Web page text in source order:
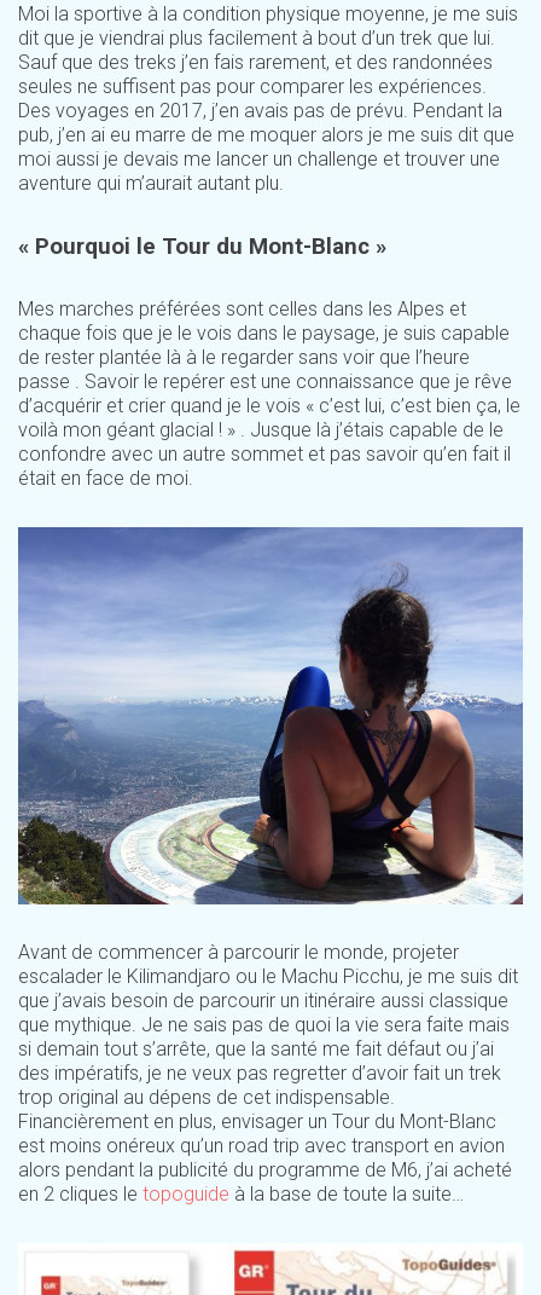
Moi la sportive à la condition physique moyenne, je me suis
dit que je viendrai plus facilement à bout d’un trek que lui.
Sauf que des treks j’en fais rarement, et des randonnées
seules ne suffisent pas pour comparer les expériences.
Des voyages en 2017, j’en avais pas de prévu. Pendant la
pub, j’en ai eu marre de me moquer alors je me suis dit que
moi aussi je devais me lancer un challenge et trouver une
aventure qui m’aurait autant plu.
« Pourquoi le Tour du Mont-Blanc »
Mes marches préférées sont celles dans les Alpes et
chaque fois que je le vois dans le paysage, je suis capable
de rester plantée là à le regarder sans voir que l’heure
passe . Savoir le repérer est une connaissance que je rêve
d’acquérir et crier quand je le vois « c’est lui, c’est bien ça, le
voilà mon géant glacial ! » . Jusque là j’étais capable de le
confondre avec un autre sommet et pas savoir qu’en fait il
était en face de moi.
Avant de commencer à parcourir le monde, projeter
escalader le Kilimandjaro ou le Machu Picchu, je me suis dit
que j’avais besoin de parcourir un itinéraire aussi classique
que mythique. Je ne sais pas de quoi la vie sera faite mais
si demain tout s’arrête, que la santé me fait défaut ou j’ai
des impératifs, je ne veux pas regretter d’avoir fait un trek
trop original au dépens de cet indispensable.
Financièrement en plus, envisager un Tour du Mont-Blanc
est moins onéreux qu’un road trip avec transport en avion
alors pendant la publicité du programme de M6, j’ai acheté
en 2 cliques le topoguide à la base de toute la suite…